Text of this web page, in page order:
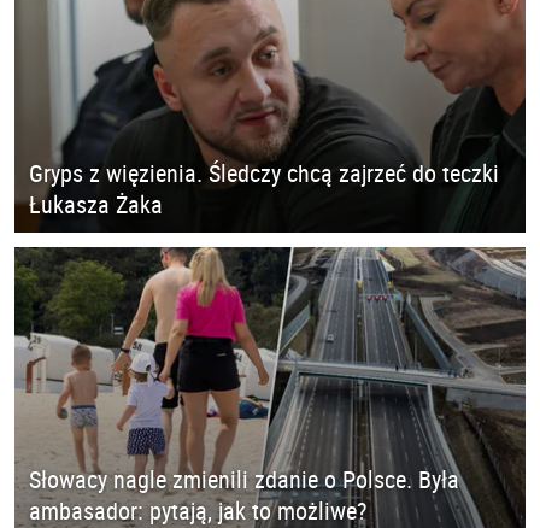
Gryps z więzienia. Śledczy chcą zajrzeć do teczki
Łukasza Żaka
Słowacy nagle zmienili zdanie o Polsce. Była
ambasador: pytają, jak to możliwe?